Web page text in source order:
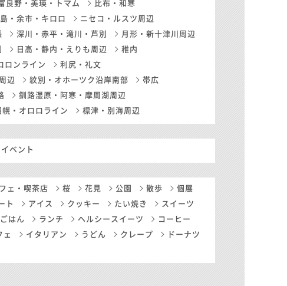
良野・美瑛・トマム
比布・和寒
・余市・キロロ
ニセコ・ルスツ周辺
深川・赤平・滝川・芦別
月形・新十津川周辺
日高・静内・えりも周辺
稚内
ロンライン
利尻・礼文
辺 紋別・オホーツク沿岸南部
帯広
釧路湿原・阿寒・摩周湖周辺
幌・オロロライン 標津・別海周辺
イベント
ェ・喫茶店 桜 花見 公園 散歩
個展
ト アイス クッキー たい焼き
スイーツ
はん ランチ ヘルシースイーツ
コーヒー
ェ イタリアン うどん クレープ
ドーナツ